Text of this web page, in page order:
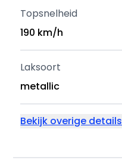
Topsnelheid
190 km/h
Laksoort
metallic
Bekijk overige details